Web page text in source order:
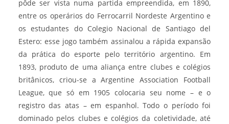
pôde ser vista numa partida empreendida, em 1890,
entre os operários do Ferrocarril Nordeste Argentino e
os estudantes do Colegio Nacional de Santiago del
Estero: esse jogo também assinalou a rápida expansão
da prática do esporte pelo território argentino. Em
1893, produto de uma aliança entre clubes e colégios
britânicos, criou-se a Argentine Association Football
League, que só em 1905 colocaria seu nome – e o
registro das atas – em espanhol. Todo o período foi
dominado pelos clubes e colégios da coletividade, até